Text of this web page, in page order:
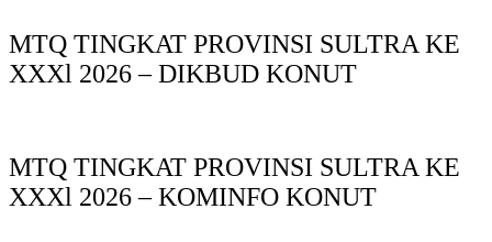
MTQ TINGKAT PROVINSI SULTRA KE
XXXl 2026 – DIKBUD KONUT
MTQ TINGKAT PROVINSI SULTRA KE
XXXl 2026 – KOMINFO KONUT